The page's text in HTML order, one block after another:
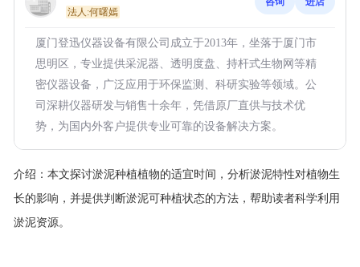
法人:何曙嫣
厦门登迅仪器设备有限公司成立于2013年，坐落于厦门市
思明区，专业提供采泥器、透明度盘、持杆式生物网等精
密仪器设备，广泛应用于环保监测、科研实验等领域。公
司深耕仪器研发与销售十余年，凭借原厂直供与技术优
势，为国内外客户提供专业可靠的设备解决方案。
介绍： 本文探讨淤泥种植植物的适宜时间，分析淤泥特性对植物生
长的影响，并提供判断淤泥可种植状态的方法，帮助读者科学利用
淤泥资源。